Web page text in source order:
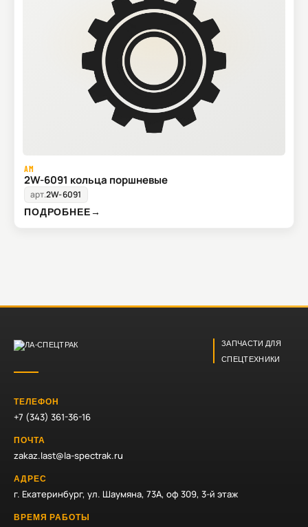
AM
2W-6091 кольца поршневые
арт.2W-6091
ПОДРОБНЕЕ→
ЗАПЧАСТИ ДЛЯ
СПЕЦТЕХНИКИ
ТЕЛЕФОН
+7 (343) 361-36-16
ПОЧТА
zakaz.last@la-spectrak.ru
АДРЕС
г. Екатеринбург, ул. Шаумяна, 73А, оф 309, 3-й этаж
ВРЕМЯ РАБОТЫ